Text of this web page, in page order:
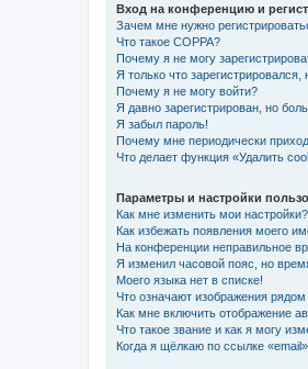
Вход на конференцию и
Зачем мне нужно
Что такое COPPA?
Почему я не могу
Я только что зарегистрировался,
Почему я не могу войти?
Я давно зарегистрирован, но
Я забыл пароль!
Почему мне периодически
Что делает функция «Удалить
Параметры и настройки
Как мне изменить мои настройки?
Как избежать появления моего
На конференции неправильное
Я изменил часовой пояс, но
Моего языка нет в списке!
Что означают изображения
Как мне включить отображение
Что такое звание и как я могу
Когда я щёлкаю по ссылке